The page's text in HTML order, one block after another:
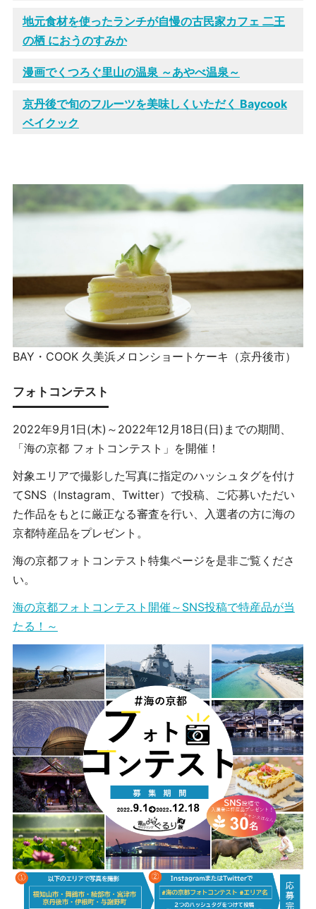
地元食材を使ったランチが自慢の古民家カフェ 二王
の栖 におうのすみか
漫画でくつろぐ里山の温泉 ～あやべ温泉～
京丹後で旬のフルーツを美味しくいただく Baycook
ベイクック
BAY・COOK 久美浜メロンショートケーキ（京丹後市）
フォトコンテスト
2022年9月1日(木)～2022年12月18日(日)までの期間、
「海の京都 フォトコンテスト」を開催！
対象エリアで撮影した写真に指定のハッシュタグを付け
てSNS（Instagram、Twitter）で投稿、ご応募いただい
た作品をもとに厳正なる審査を行い、入選者の方に海の
京都特産品をプレゼント。
海の京都フォトコンテスト特集ページを是非ご覧くださ
い。
海の京都フォトコンテスト開催～SNS投稿で特産品が当
たる！～